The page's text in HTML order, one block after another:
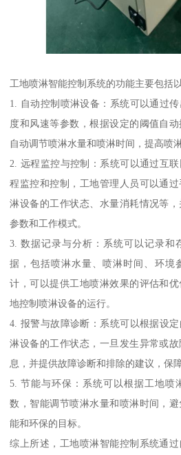
工地喷淋智能控制系统的功能主要包括
1. 自动控制喷淋设备：系统可以通过
度和风速等参数，根据设定的阈值自
自动调节喷淋水量和喷淋时间，提高喷
2. 远程监控与控制：系统可以通过互
程监控和控制，工地管理人员可以通
淋设备的工作状态、水量消耗情况等
参数和工作模式。
3. 数据记录与分析：系统可以记录和
据，包括喷淋水量、喷淋时间、环境
计，可以提供工地喷淋效果的评估和
地控制喷淋设备的运行。
4. 报警与故障诊断：系统可以根据设
淋设备的工作状态，一旦发生异常或
息，并提供故障诊断和排除的建议，保
5. 节能与环保：系统可以根据工地喷
数，智能调节喷淋水量和喷淋时间，
能和环保的目标。
综上所述，工地喷淋智能控制系统通